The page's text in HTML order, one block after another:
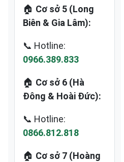
🏠 Cơ sở 5 (Long
Biên & Gia Lâm):
📞 Hotline:
0966.389.833
🏠 Cơ sở 6 (Hà
Đông & Hoài Đức):
📞 Hotline:
0866.812.818
🏠 Cơ sở 7 (Hoàng